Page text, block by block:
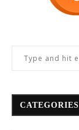
CATEGORIES